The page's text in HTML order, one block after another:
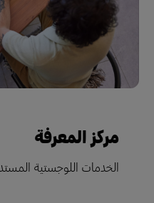
مركز المعرفة
الخدمات اللوجستية